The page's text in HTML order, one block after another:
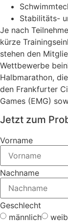
Stabilitäts-
Je nach
kürze
stehen den
Wettbewerbe
Halbmarathon,
den Frankfurter
Games (EMG)
Jetzt zum
Vorname
Nachname
Geschlecht
männlich